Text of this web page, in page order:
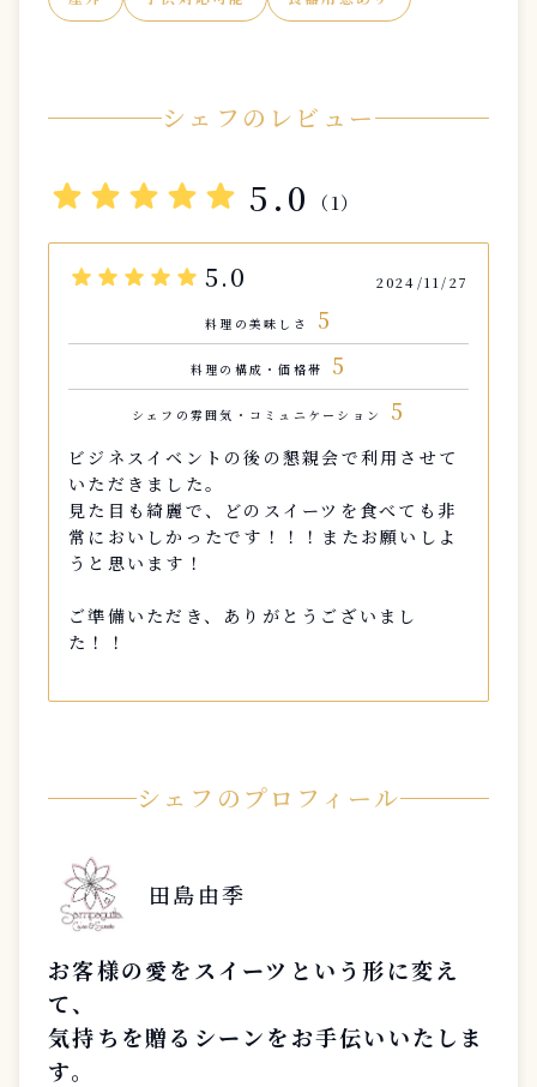
シェフのレビュー
star star star star star 5.0 （1）
star star star star star 5.0 2024/11/27
料理の美味しさ 5
料理の構成・価格帯 5
シェフの雰囲気・コミュニケーション 5
ビジネスイベントの後の懇親会で利用させて
いただきました。
見た目も綺麗で、どのスイーツを食べても非
常においしかったです！！！またお願いしよ
うと思います！
ご準備いただき、ありがとうございまし
た！！
シェフのプロフィール
田島由季
お客様の愛をスイーツという形に変え
て、
気持ちを贈るシーンをお手伝いいたしま
す。